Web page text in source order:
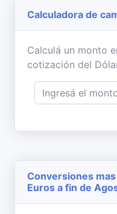
Calculadora de
Calculá un monto
cotización del
Conversiones
Euros a fin de